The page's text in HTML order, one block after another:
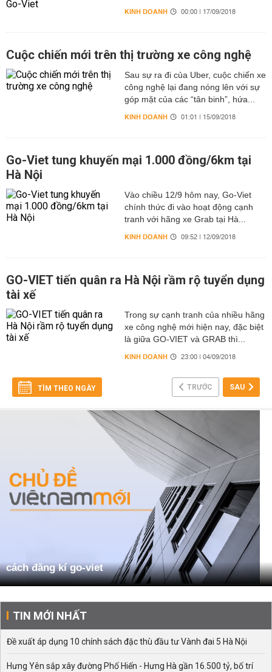
KINH DOANH 00:00 | 17/09/2018
Cuộc chiến mới trên thị trường xe công nghệ
Sau sự ra đi của Uber, cuộc chiến xe
công nghệ lại đang nóng lên với sự
góp mặt của các “tân binh”, hứa...
KINH DOANH 01:01 | 15/09/2018
Go-Viet tung khuyến mại 1.000 đồng/6km tại
Hà Nội
Vào chiều 12/9 hôm nay, Go-Viet
chính thức đi vào hoạt động cạnh
tranh với hãng xe Grab tại Hà...
KINH DOANH 09:52 | 12/09/2018
GO-VIET tiến quân ra Hà Nội rầm rộ tuyển dụng
tài xế
Trong sự cạnh tranh của nhiều hãng
xe công nghệ mới hiện nay, đặc biệt
là giữa GO-VIET và GRAB thì...
KINH DOANH 23:00 | 04/09/2018
TÌM THEO NGÀY TRƯỚC SAU
cách đăng kí go-viet
TIN MỚI NHẤT
Đề xuất áp dụng 10 chính sách đặc thù đầu tư Vành đai 5 Hà Nội
Hưng Yên sắp xây đường Phố Hiến - Hưng Hà gần 16.500 tỷ, bố trí